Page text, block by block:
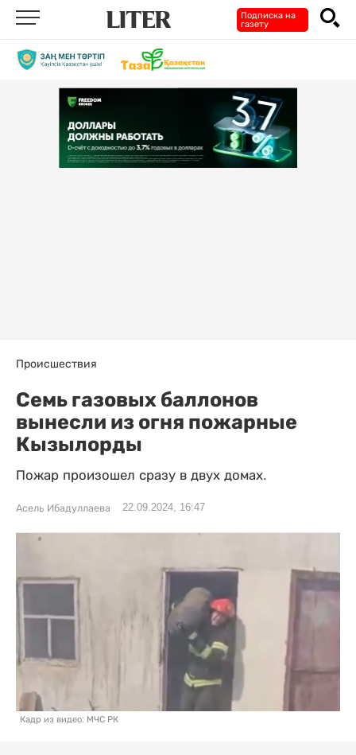
Подписка на
газету
Происшествия
Семь газовых баллонов
вынесли из огня пожарные
Кызылорды
Пожар произошел сразу в двух домах.
Асель Ибадуллаева 22.09.2024, 16:47
Кадр из видео: МЧС РК